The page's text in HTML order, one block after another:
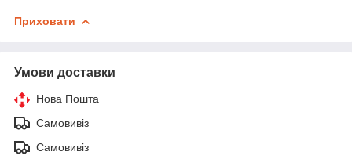
Приховати
Умови доставки
Нова Пошта
Самовивіз
Самовивіз